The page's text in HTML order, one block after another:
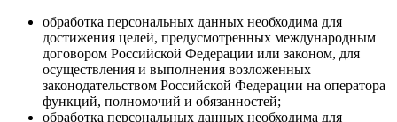
обработка персональных данных необходима для
достижения целей, предусмотренных международным
договором Российской Федерации или законом, для
осуществления и выполнения возложенных
законодательством Российской Федерации на оператора
функций, полномочий и обязанностей;
обработка персональных данных необходима для